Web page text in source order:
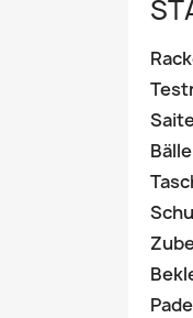
Bälle